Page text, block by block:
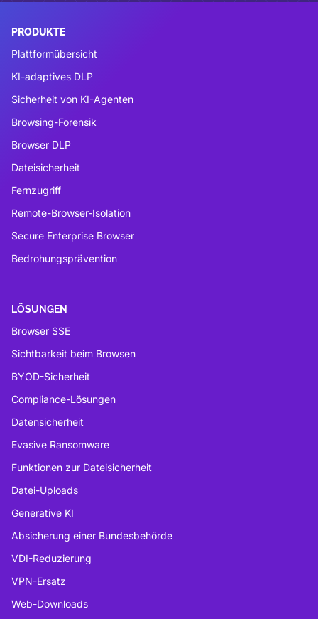
PRODUKTE
Plattformübersicht
KI-adaptives DLP
Sicherheit von KI-Agenten
Browsing-Forensik
Browser DLP
Dateisicherheit
Fernzugriff
Remote-Browser-Isolation
Secure Enterprise Browser
Bedrohungsprävention
LÖSUNGEN
Browser SSE
Sichtbarkeit beim Browsen
BYOD-Sicherheit
Compliance-Lösungen
Datensicherheit
Evasive Ransomware
Funktionen zur Dateisicherheit
Datei-Uploads
Generative KI
Absicherung einer Bundesbehörde
VDI-Reduzierung
VPN-Ersatz
Web-Downloads